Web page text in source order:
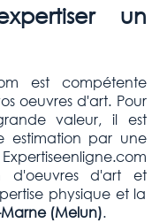
un
est compétente
oeuvres d'art. Pour
valeur, il est
estimation par une
d'oeuvres d'art et
physique et la
(Melun).